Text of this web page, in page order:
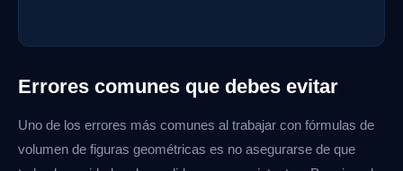
Errores comunes que debes evitar
Uno de los errores más comunes al trabajar con fórmulas de
volumen de figuras geométricas es no asegurarse de que